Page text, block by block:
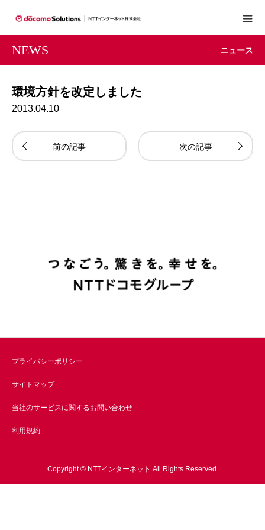
NEWS ニュース
環境方針を改定しました
2013.04.10
プライバシーポリシー
サイトマップ
当社のサービスに関するお問い合わせ
利用規約
Copyright © NTTインターネット All Rights Reserved.